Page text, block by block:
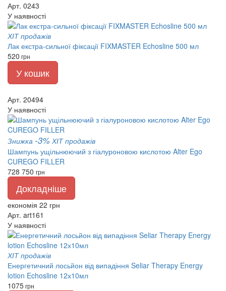
Арт. 0243
У наявності
ХІТ продажів
Лак екстра-сильної фіксації FIXMASTER Echosline 500 мл
520 грн
У кошик
Арт. 20494
У наявності
Знижка -3% ХІТ продажів
Шампунь ущільнюючий з гіалуроновою кислотою Alter Ego
CUREGO FILLER
728 750 грн
Докладніше
економія 22 грн
Арт. art161
У наявності
ХІТ продажів
Енергетичний лосьйон від випадіння Seliar Therapy Energy
lotion Echosline 12х10мл
1075грн